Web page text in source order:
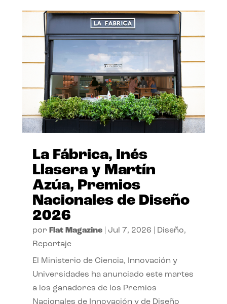
La Fábrica, Inés
Llasera y Martín
Azúa, Premios
Nacionales de Diseño
2026
por Flat Magazine| Jul 7, 2026 Diseño,
Reportaje
El Ministerio de Ciencia, Innovación y
Universidades ha anunciado este martes
a los ganadores de los Premios
Nacionales de Innovación y de Diseño